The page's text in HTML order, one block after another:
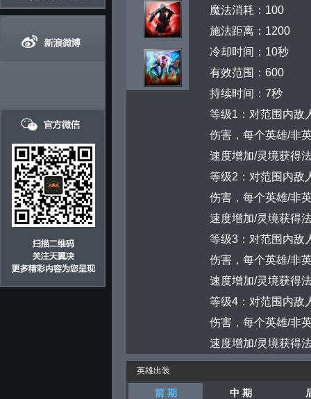
魔法消耗：100
施法距离：1200
冷却时间：10秒
有效范围：600
持续时间：7秒
等级1：对范围内敌
伤害，每个英雄/非
速度增加/灵境获得
等级2：对范围内敌
伤害，每个英雄/非
速度增加/灵境获得
等级3：对范围内敌
伤害，每个英雄/非
速度增加/灵境获得
等级4：对范围内敌
伤害，每个英雄/非
速度增加/灵境获得
英雄出装
前 期 中 期